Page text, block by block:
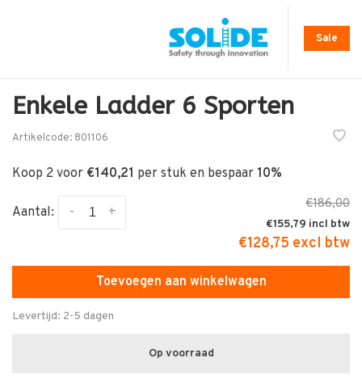
Sale
Enkele Ladder 6 Sporten
Artikelcode: 801106
Koop 2 voor €140,21 per stuk en bespaar 10%
Aantal: +
-
€186,00
€155,79
€128,75 excl btw
Toevoegen aan winkelwagen
Levertijd: 2-5 dagen
Op voorraad